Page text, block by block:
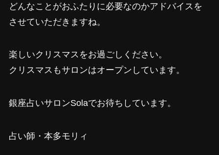
どんなことがおふたりに必要なのかアドバイスを
させていただきますね。
楽しいクリスマスをお過ごしください。
クリスマスもサロンはオープンしています。
銀座占いサロンSolaでお待ちしています。
占い師・本多モリィ